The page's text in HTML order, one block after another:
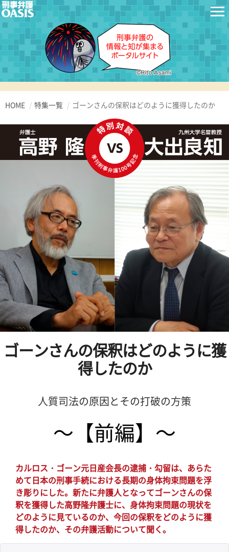
HOME 特集一覧 ゴーンさんの保釈はどのように獲得したのか
ゴーンさんの保釈はどのように獲
得したのか
人質司法の原因とその打破の方策
～【前編】～
カルロス・ゴーン元日産会長の逮捕・勾留は、あらた
めて日本の刑事手続における長期の身体拘束問題を浮
き彫りにした。新たに弁護人となってゴーンさんの保
釈を獲得した高野隆弁護士に、身体拘束問題の現状を
どのように見ているのか、今回の保釈をどのように獲
得したのか、その弁護活動について聞く。